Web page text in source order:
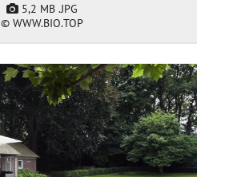
5,2 MB .JPG
© WWW.BIO.TOP